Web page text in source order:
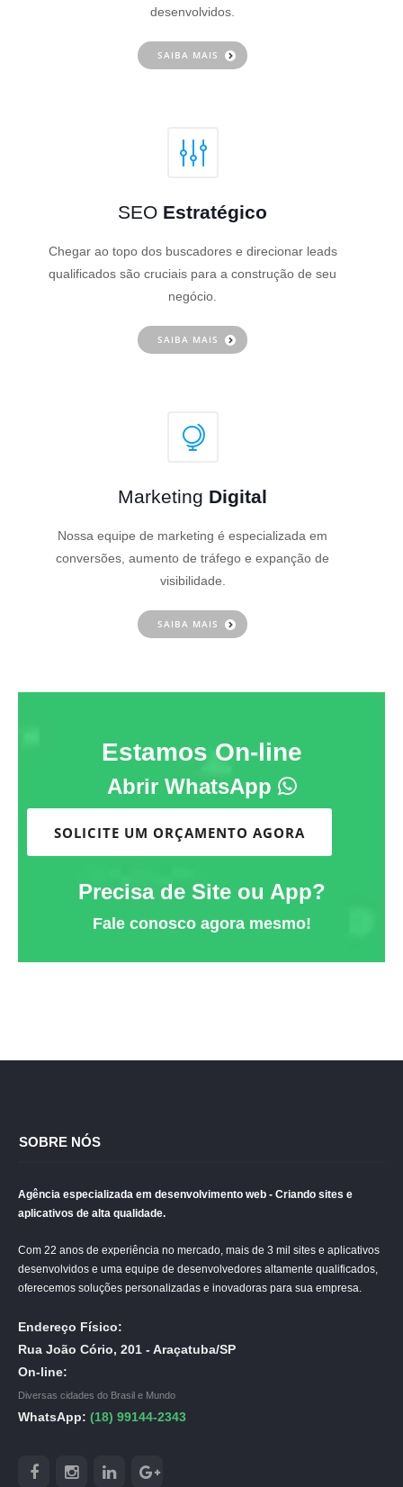
desenvolvidos.
SAIBA MAIS
SEO Estratégico
Chegar ao topo dos buscadores e direcionar leads
qualificados são cruciais para a construção de seu
negócio.
SAIBA MAIS
Marketing Digital
Nossa equipe de marketing é especializada em
conversões, aumento de tráfego e expanção de
visibilidade.
SAIBA MAIS
Estamos On-line
Abrir WhatsApp
SOLICITE UM ORÇAMENTO AGORA
Precisa de Site ou App?
Fale conosco agora mesmo!
SOBRE NÓS
Agência especializada em desenvolvimento web - Criando sites e
aplicativos de alta qualidade.
Com 22 anos de experiência no mercado, mais de 3 mil sites e aplicativos
desenvolvidos e uma equipe de desenvolvedores altamente qualificados,
oferecemos soluções personalizadas e inovadoras para sua empresa.
Endereço Físico:
Rua João Cório, 201 - Araçatuba/SP
On-line:
Diversas cidades do Brasil e Mundo
WhatsApp: (18) 99144-2343